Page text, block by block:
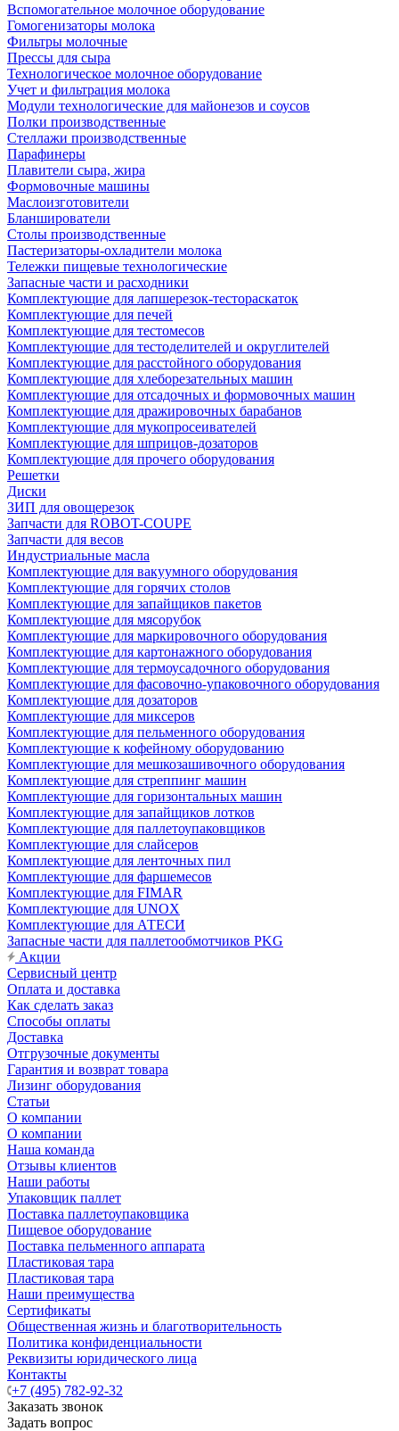
Вспомогательное молочное оборудование
Гомогенизаторы молока
Фильтры молочные
Прессы для сыра
Технологическое молочное оборудование
Учет и фильтрация молока
Модули технологические для майонезов и соусов
Полки производственные
Стеллажи производственные
Парафинеры
Плавители сыра, жира
Формовочные машины
Маслоизготовители
Бланширователи
Столы производственные
Пастеризаторы-охладители молока
Тележки пищевые технологические
Запасные части и расходники
Комплектующие для лапшерезок-тестораскаток
Комплектующие для печей
Комплектующие для тестомесов
Комплектующие для тестоделителей и округлителей
Комплектующие для расстойного оборудования
Комплектующие для хлеборезательных машин
Комплектующие для отсадочных и формовочных машин
Комплектующие для дражировочных барабанов
Комплектующие для мукопросеивателей
Комплектующие для шприцов-дозаторов
Комплектующие для прочего оборудования
Решетки
Диски
ЗИП для овощерезок
Запчасти для ROBOT-COUPE
Запчасти для весов
Индустриальные масла
Комплектующие для вакуумного оборудования
Комплектующие для горячих столов
Комплектующие для запайщиков пакетов
Комплектующие для мясорубок
Комплектующие для маркировочного оборудования
Комплектующие для картонажного оборудования
Комплектующие для термоусадочного оборудования
Комплектующие для фасовочно-упаковочного оборудования
Комплектующие для дозаторов
Комплектующие для миксеров
Комплектующие для пельменного оборудования
Комплектующие к кофейному оборудованию
Комплектующие для мешкозашивочного оборудования
Комплектующие для стреппинг машин
Комплектующие для горизонтальных машин
Комплектующие для запайщиков лотков
Комплектующие для паллетоупаковщиков
Комплектующие для слайсеров
Комплектующие для ленточных пил
Комплектующие для фаршемесов
Комплектующие для FIMAR
Комплектующие для UNOX
Комплектующие для АТЕСИ
Запасные части для паллетообмотчиков PKG
Акции
Сервисный центр
Оплата и доставка
Как сделать заказ
Способы оплаты
Доставка
Отгрузочные документы
Гарантия и возврат товара
Лизинг оборудования
Статьи
О компании
О компании
Наша команда
Отзывы клиентов
Наши работы
Упаковщик паллет
Поставка паллетоупаковщика
Пищевое оборудование
Поставка пельменного аппарата
Пластиковая тара
Пластиковая тара
Наши преимущества
Сертификаты
Общественная жизнь и благотворительность
Политика конфиденциальности
Реквизиты юридического лица
Контакты
+7 (495) 782-92-32
Заказать звонок
Задать вопрос